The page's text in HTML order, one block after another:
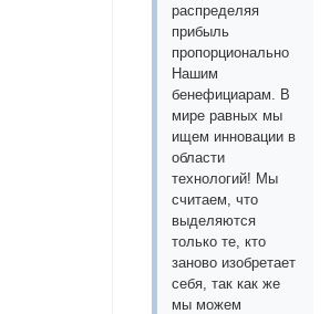
распределяя
прибыль
пропорционально
Нашим
бенефициарам. В
мире равных мы
ищем инновации в
области
технологий! Мы
считаем, что
выделяются
только те, кто
заново изобретает
себя, так как же
мы можем